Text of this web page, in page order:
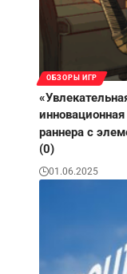
ОБЗОРЫ ИГР
раннера с
(0)
01.06.2025